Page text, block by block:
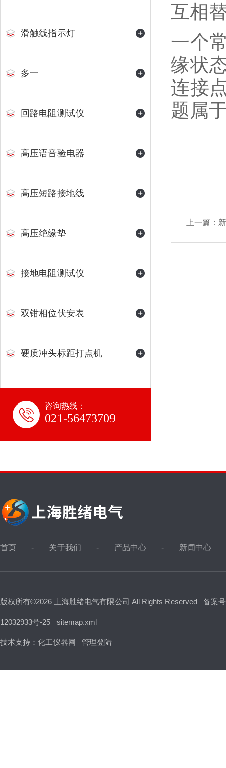
滑触线指示灯
多一
回路电阻测试仪
高压语音验电器
高压短路接地线
高压绝缘垫
接地电阻测试仪
双钳相位伏安表
硬质冲头标距打点机
咨询热线：
021-56473709
互相
一个
缘状
连接
题属
上一篇：
首页 关于我们 产品中心 新闻中心
版权所有©2026 上海胜绪电气有限公司 All Rights Reserved 备案
12032933号-25 sitemap.xml
技术支持： 化工仪器网 管理登陆